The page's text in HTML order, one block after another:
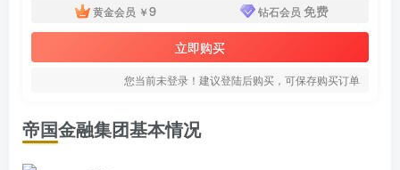
黄金会员 ￥9 钻石会员 免费
立即购买
您当前未登录！建议登陆后购买，可保存购买订单
帝国金融集团基本情况